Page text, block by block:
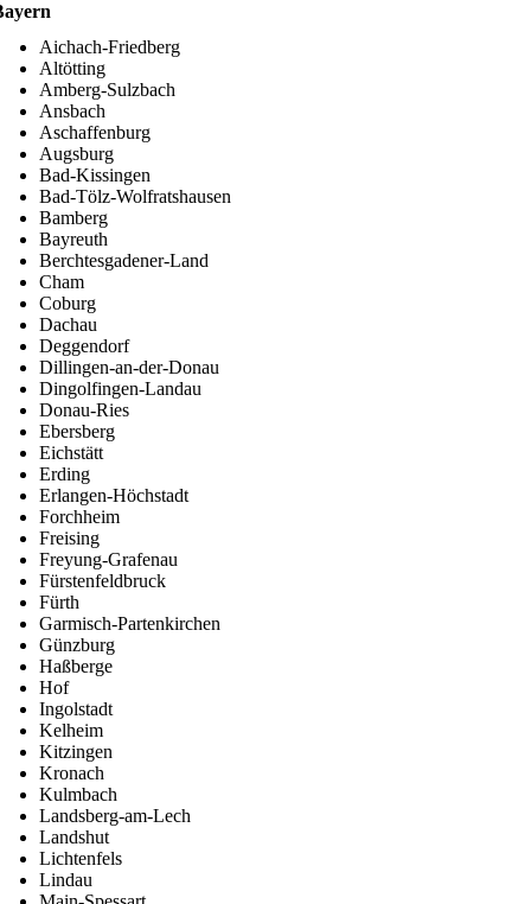
Aichach-Friedberg
Altötting
Amberg-Sulzbach
Ansbach
Aschaffenburg
Augsburg
Bad-Kissingen
Bad-Tölz-Wolfratshausen
Bamberg
Bayreuth
Berchtesgadener-Land
Cham
Coburg
Dachau
Deggendorf
Dillingen-an-der-Donau
Dingolfingen-Landau
Donau-Ries
Ebersberg
Eichstätt
Erding
Erlangen-Höchstadt
Forchheim
Freising
Freyung-Grafenau
Fürstenfeldbruck
Fürth
Garmisch-Partenkirchen
Günzburg
Haßberge
Hof
Ingolstadt
Kelheim
Kitzingen
Kronach
Kulmbach
Landsberg-am-Lech
Landshut
Lichtenfels
Lindau